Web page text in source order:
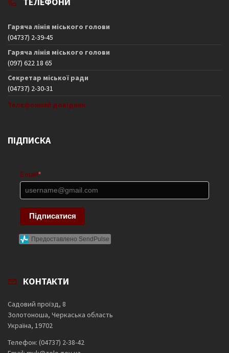
Гаряча лінія міського голови
(04737) 2-39-45
Гаряча лінія міського голови
(097) 622 18 65
Секретар міської ради
(04737) 2-30-31
Телефонний довідник
ПІДПИСКА
Email *
Підписатися
Предоставлено SendPulse
КОНТАКТИ
Садовий проїзд, 8
Золотоноша, Черкаська область
Україна, 19702
Телефон: (04737) 2-38-42